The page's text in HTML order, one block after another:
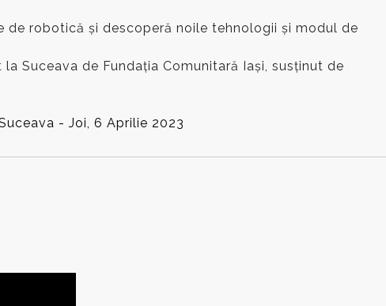
robotică și descoperă noile tehnologii și modul de
Suceava de Fundația Comunitară Iași, susținut de
- Joi, 6 Aprilie 2023